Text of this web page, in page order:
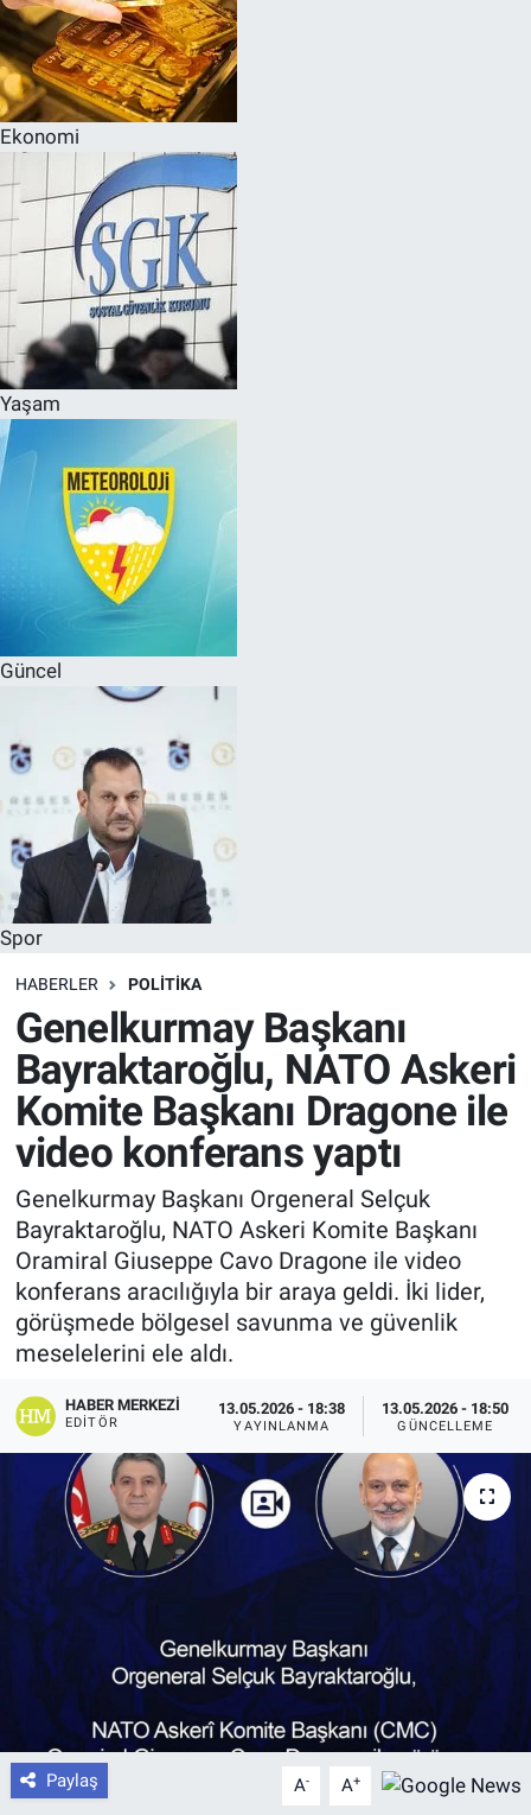
Ekonomi
Yaşam
Güncel
Spor
HABERLER POLITIKA
Genelkurmay Başkanı
Bayraktaroğlu, NATO Askeri
Komite Başkanı Dragone ile
video konferans yaptı
Genelkurmay Başkanı Orgeneral Selçuk
Bayraktaroğlu, NATO Askeri Komite Başkanı
Oramiral Giuseppe Cavo Dragone ile video
konferans aracılığıyla bir araya geldi. İki lider,
görüşmede bölgesel savunma ve güvenlik
meselelerini ele aldı.
HABER MERKEZI
EDITÖR
13.05.2026 - 18:38
YAYINLANMA
13.05.2026 - 18:50
GÜNCELLEME
Paylaş A- A+